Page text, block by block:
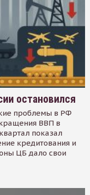
остановился
проблемы в РФ
ВВП в
показал
кредитования и
ЦБ дало свои